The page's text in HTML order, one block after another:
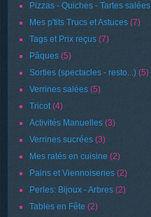
Pizzas - Quiches - Tartes salées
Mes p'tits Trucs et Astuces (7)
Tags et Prix reçus (7)
Pâques (5)
Sorties (spectacles - resto...) (5)
Verrines salées (5)
Tricot(4)
Activités Manuelles (3)
Verrines sucrées (3)
Mes ratés en cuisine (2)
Pains et Viennoiseries (2)
Perles: Bijoux - Arbres (2)
Tables en Fête (2)